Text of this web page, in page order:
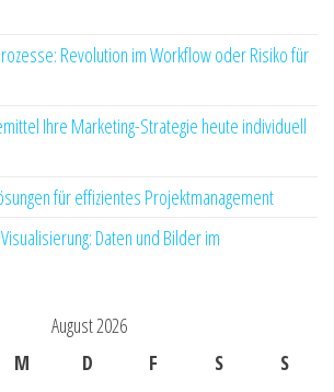
Revolution im Workflow oder Risiko für
Ihre Marketing-Strategie heute individuell
für effizientes Projektmanagement
Daten und Bilder im
August 2026
M D F S
S